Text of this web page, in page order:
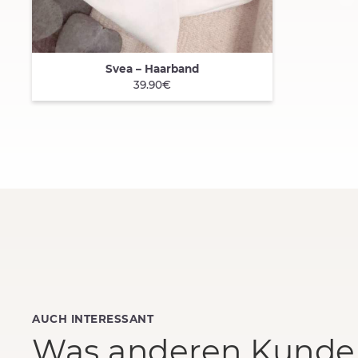
QUICK VIEWSvea – Haarband
39.90€
AUCH INTERESSANT